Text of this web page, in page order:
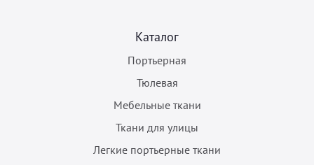
Каталог
Портьерная
Тюлевая
Мебельные ткани
Ткани для улицы
Легкие портьерные ткани